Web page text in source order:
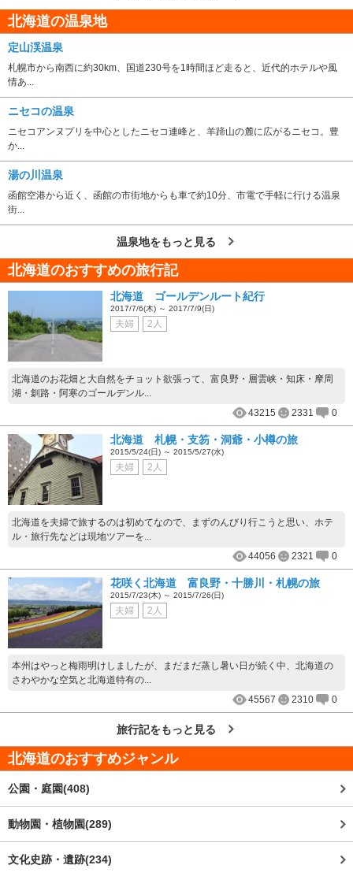
北海道の温泉地
定山渓温泉
札幌市から南西に約30km、国道230号を1時間ほど走ると、近代的ホテルや風
情あ...
ニセコの温泉
ニセコアンヌプリを中心としたニセコ連峰と、羊蹄山の麓に広がるニセコ。豊
か...
湯の川温泉
函館空港から近く、函館の市街地からも車で約10分、市電で手軽に行ける温泉
街...
温泉地をもっと見る
北海道のおすすめの旅行記
北海道 ゴールデンルート紀行
2017/7/6(木) ～ 2017/7/9(日)
夫婦 2人
北海道のお花畑と大自然をチョット欲張って、富良野・層雲峡・知床・摩周
湖・釧路・阿寒のゴールデンル...
43215
2331 0
北海道 札幌・支笏・洞爺・小樽の旅
2015/5/24(日) ～ 2015/5/27(水)
夫婦 2人
北海道を夫婦で旅するのは初めてなので、まずのんびり行こうと思い、ホテ
ル・旅行先などは現地ツアーを...
44056
2321 0
花咲く北海道 富良野・十勝川・札幌の旅
2015/7/23(木) ～ 2015/7/26(日)
夫婦 2人
本州はやっと梅雨明けしましたが、まだまだ蒸し暑い日が続く中、北海道の
さわやかな空気と北海道特有の...
45567
2310 0
旅行記をもっと見る
北海道のおすすめジャンル
公園・庭園(408)
動物園・植物園(289)
文化史跡・遺跡(234)